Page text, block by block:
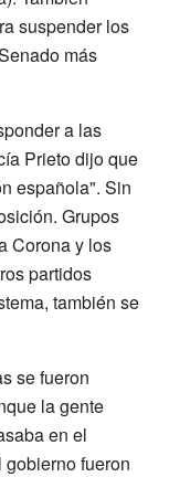
suspender los
más
a las
Prieto dijo que
española". Sin
Grupos
Corona y los
partidos
también se
se fueron
la gente
en el
fueron